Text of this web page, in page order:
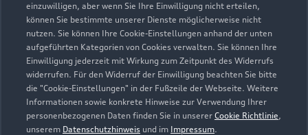
einzuwilligen, aber wenn Sie Ihre Einwilligung nicht erteilen,
können Sie bestimmte unserer Dienste möglicherweise nicht
nutzen. Sie können Ihre Cookie-Einstellungen anhand der unten
aufgeführten Kategorien von Cookies verwalten. Sie können Ihre
Einwilligung jederzeit mit Wirkung zum Zeitpunkt des Widerrufs
widerrufen. Für den Widerruf der Einwilligung beachten Sie bitte
die "Cookie-Einstellungen" in der Fußzeile der Webseite. Weitere
Informationen sowie konkrete Hinweise zur Verwendung Ihrer
personenbezogenen Daten finden Sie in unserer Cookie Richtlinie,
unserem Datenschutzhinweis und im Impressum.
Öffnungszeiten
Service
Geschlossen,öffnet amFreitag 07:30